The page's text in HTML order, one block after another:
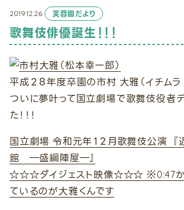
歌舞伎俳優誕生！！！
2019.12.26 芙蓉園だより
平成２８年度卒園の市村 大雅（イチムラ
ついに夢叶って国立劇場で歌舞伎役者
た！！！
国立劇場 令和元年１２月歌舞伎公演 『
館 ―盛綱陣屋―』
☆☆☆ダイジェスト映像☆☆☆ ※0:47か
ているのが大雅くんです